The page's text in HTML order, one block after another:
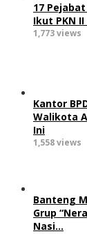
17
Ikut PKN
1,773 views
Kantor
Walikota
Ini
1,558 views
Banteng
Grup
Nasi…